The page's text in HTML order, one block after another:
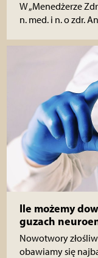
W „Menedżerze
n. med. i n. o zdr.
Ile możemy
guzach
Nowotwory
obawiamy się